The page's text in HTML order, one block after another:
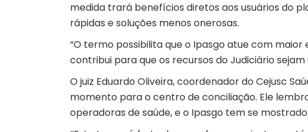
medida trará benefícios diretos aos usuários do
rápidas e soluções menos onerosas.
“O termo possibilita que o Ipasgo atue com maior
contribui para que os recursos do Judiciário
O juiz Eduardo Oliveira, coordenador do Cejusc
momento para o centro de conciliação. Ele
operadoras de saúde, e o Ipasgo tem se